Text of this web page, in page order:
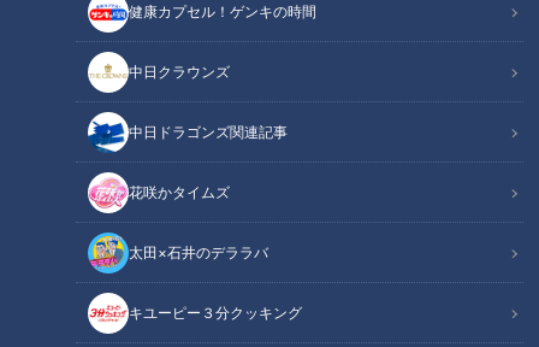
健康カプセル！ゲンキの時間
中日クラウンズ
中日ドラゴンズ関連記事
花咲かタイムズ
太田×石井のデララバ
キユーピー３分クッキング
チャント！